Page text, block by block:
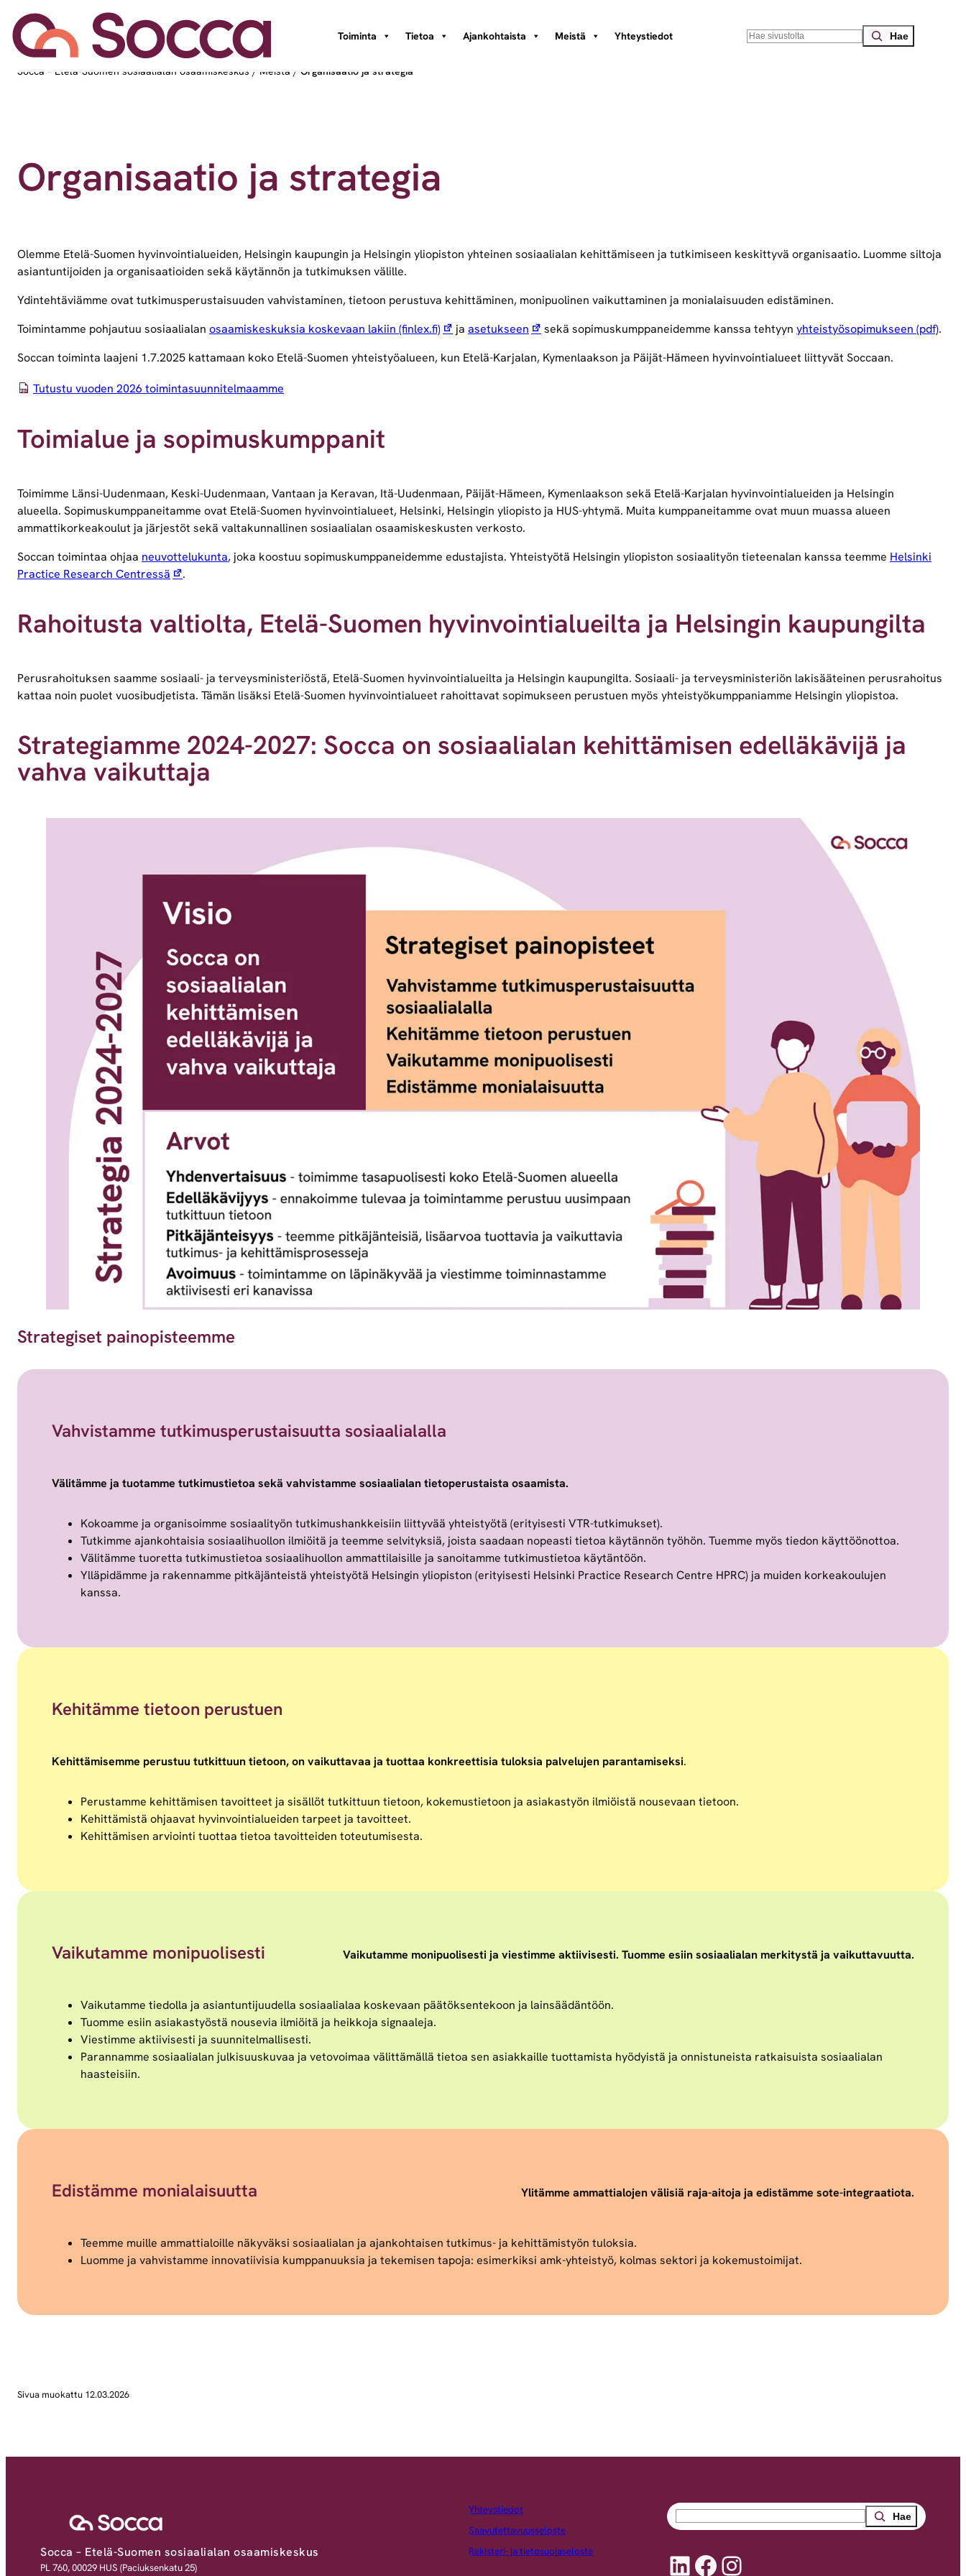
Siirry sisältöön
Toiminta Tietoa Ajankohtaista Meistä Yhteystiedot Search
Socca – Etelä-Suomen sosiaalialan osaamiskeskus / Meistä / Organisaatio ja strategia
Organisaatio ja strategia
Olemme Etelä-Suomen hyvinvointialueiden, Helsingin kaupungin ja Helsingin yliopiston yhteinen sosiaalialan kehittämiseen ja tutkimiseen keskittyvä organisaatio. Luomme siltoja
asiantuntijoiden ja organisaatioiden sekä käytännön ja tutkimuksen välille.
Ydintehtäviämme ovat tutkimusperustaisuuden vahvistaminen, tietoon perustuva kehittäminen, monipuolinen vaikuttaminen ja monialaisuuden edistäminen.
Toimintamme pohjautuu sosiaalialan osaamiskeskuksia koskevaan lakiin (finlex.fi) ja asetukseen sekä sopimuskumppaneidemme kanssa tehtyyn yhteistyösopimukseen (pdf).
Soccan toiminta laajeni 1.7.2025 kattamaan koko Etelä-Suomen yhteistyöalueen, kun Etelä-Karjalan, Kymenlaakson ja Päijät-Hämeen hyvinvointialueet liittyvät Soccaan.
Tutustu vuoden 2026 toimintasuunnitelmaamme
Toimialue ja sopimuskumppanit
Toimimme Länsi-Uudenmaan, Keski-Uudenmaan, Vantaan ja Keravan, Itä-Uudenmaan, Päijät-Hämeen, Kymenlaakson sekä Etelä-Karjalan hyvinvointialueiden ja Helsingin
alueella. Sopimuskumppaneitamme ovat Etelä-Suomen hyvinvointialueet, Helsinki, Helsingin yliopisto ja HUS-yhtymä. Muita kumppaneitamme ovat muun muassa alueen
ammattikorkeakoulut ja järjestöt sekä valtakunnallinen sosiaalialan osaamiskeskusten verkosto.
Soccan toimintaa ohjaa neuvottelukunta, joka koostuu sopimuskumppaneidemme edustajista. Yhteistyötä Helsingin yliopiston sosiaalityön tieteenalan kanssa teemme Helsinki
Practice Research Centressä
.
Rahoitusta valtiolta, Etelä-Suomen hyvinvointialueilta ja Helsingin kaupungilta
Perusrahoituksen saamme sosiaali- ja terveysministeriöstä, Etelä-Suomen hyvinvointialueilta ja Helsingin kaupungilta. Sosiaali- ja terveysministeriön lakisääteinen perusrahoitus
kattaa noin puolet vuosibudjetista. Tämän lisäksi Etelä-Suomen hyvinvointialueet rahoittavat sopimukseen perustuen myös yhteistyökumppaniamme Helsingin yliopistoa.
Strategiamme 2024-2027: Socca on sosiaalialan kehittämisen edelläkävijä ja
vahva vaikuttaja
Strategiset painopisteemme
Vahvistamme tutkimusperustaisuutta sosiaalialalla
Välitämme ja tuotamme tutkimustietoa sekä vahvistamme sosiaalialan tietoperustaista osaamista.
Kokoamme ja organisoimme sosiaalityön tutkimushankkeisiin liittyvää yhteistyötä (erityisesti VTR-tutkimukset).
Tutkimme ajankohtaisia sosiaalihuollon ilmiöitä ja teemme selvityksiä, joista saadaan nopeasti tietoa käytännön työhön. Tuemme myös tiedon käyttöönottoa.
Välitämme tuoretta tutkimustietoa sosiaalihuollon ammattilaisille ja sanoitamme tutkimustietoa käytäntöön.
Ylläpidämme ja rakennamme pitkäjänteistä yhteistyötä Helsingin yliopiston (erityisesti Helsinki Practice Research Centre HPRC) ja muiden korkeakoulujen
kanssa.
Kehitämme tietoon perustuen
Kehittämisemme perustuu tutkittuun tietoon, on vaikuttavaa ja tuottaa konkreettisia tuloksia palvelujen parantamiseksi.
Perustamme kehittämisen tavoitteet ja sisällöt tutkittuun tietoon, kokemustietoon ja asiakastyön ilmiöistä nousevaan tietoon.
Kehittämistä ohjaavat hyvinvointialueiden tarpeet ja tavoitteet.
Kehittämisen arviointi tuottaa tietoa tavoitteiden toteutumisesta.
Vaikutamme monipuolisesti Vaikutamme monipuolisesti ja viestimme aktiivisesti. Tuomme esiin sosiaalialan merkitystä ja vaikuttavuutta.
Vaikutamme tiedolla ja asiantuntijuudella sosiaalialaa koskevaan päätöksentekoon ja lainsäädäntöön.
Tuomme esiin asiakastyöstä nousevia ilmiöitä ja heikkoja signaaleja.
Viestimme aktiivisesti ja suunnitelmallisesti.
Parannamme sosiaalialan julkisuuskuvaa ja vetovoimaa välittämällä tietoa sen asiakkaille tuottamista hyödyistä ja onnistuneista ratkaisuista sosiaalialan
haasteisiin.
Edistämme monialaisuutta Ylitämme ammattialojen välisiä raja-aitoja ja edistämme sote-integraatiota.
Teemme muille ammattialoille näkyväksi sosiaalialan ja ajankohtaisen tutkimus- ja kehittämistyön tuloksia.
Luomme ja vahvistamme innovatiivisia kumppanuuksia ja tekemisen tapoja: esimerkiksi amk-yhteistyö, kolmas sektori ja kokemustoimijat.
Sivua muokattu 12.03.2026
Socca – Etelä-Suomen sosiaalialan osaamiskeskus
PL 760, 00029 HUS (Paciuksenkatu 25)
Yhteystiedot
Saavutettavuusseloste
Rekisteri- ja tietosuojaseloste
Search
LinkedIn
Facebook
Instagram